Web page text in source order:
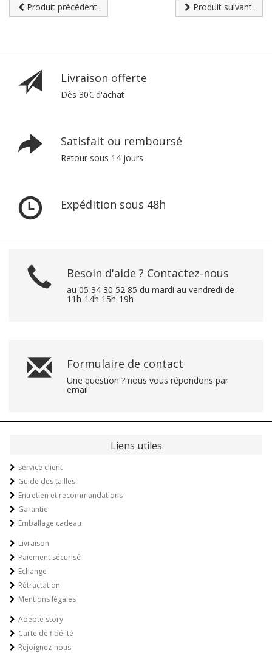
Produit précédent. Produit suivant.
Livraison offerte
Dès 30€ d'achat
Satisfait ou remboursé
Retour sous 14 jours
Expédition sous 48h
Besoin d'aide ? Contactez-nous
au 05 34 30 52 85 du mardi au vendredi de
11h-14h 15h-19h
Formulaire de contact
Une question ? nous vous répondons par
email
Liens utiles
service client
Guide des tailles
Entretien et recommandations
Garantie
Emballage cadeau
Livraison
Paiement sécurisé
Echange
Rétractation
Mentions légales
Adepte story
Carte de fidélité
Rejoignez-nous